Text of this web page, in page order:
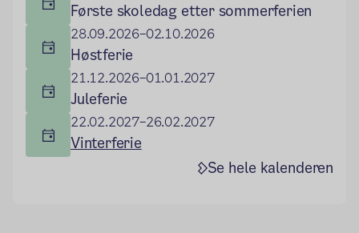
Første skoledag etter sommerferien
28.09.2026–02.10.2026
Høstferie
21.12.2026–01.01.2027
Juleferie
22.02.2027–26.02.2027
Vinterferie
Se hele kalenderen